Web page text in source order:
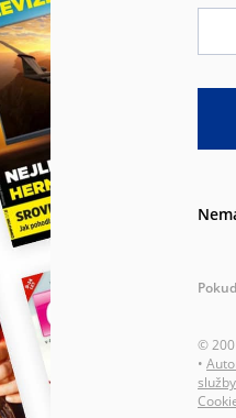
©
•